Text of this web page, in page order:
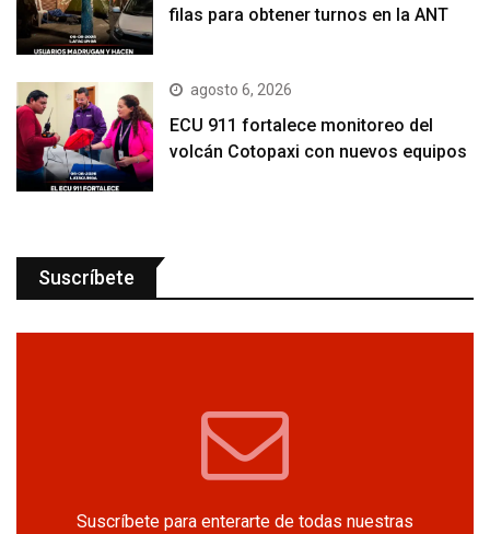
filas para obtener turnos en la ANT
agosto 6, 2026
ECU 911 fortalece monitoreo del
volcán Cotopaxi con nuevos equipos
Suscríbete
Suscríbete para enterarte de todas nuestras